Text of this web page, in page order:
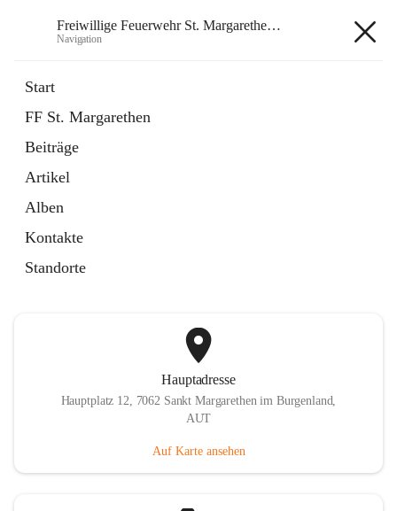
Freiwillige Feuerwehr St. Margarethen im Burgenland
Navigation
Start
FF St. Margarethen
Beiträge
Artikel
Alben
Kontakte
Standorte
Margarethen im Burgenland
Instagram
öffnet
in
neuem
Tab
Externe Webseite
in
Tab
Hauptadresse
Hauptplatz 12, 7062 Sankt Margarethen im Burgenland,
AUT
Auf Karte ansehen